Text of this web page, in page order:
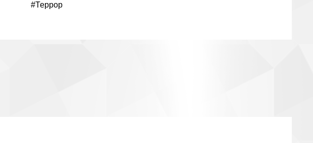
#Террор